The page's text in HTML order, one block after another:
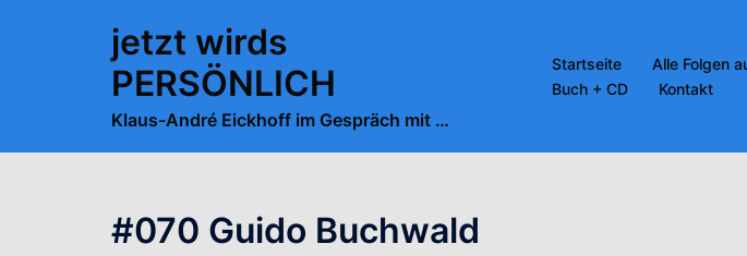
jetzt wirds
PERSÖNLICH
Klaus-André Eickhoff im Gespräch mit …
Startseite Alle Folgen
Buch + CD
Kontakt
#070 Guido Buchwald